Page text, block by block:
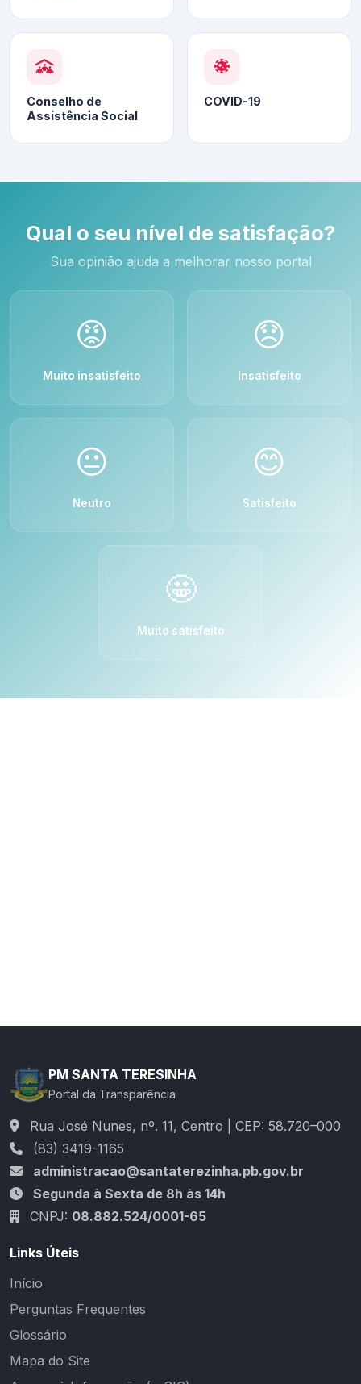
Conselho de
Assistência Social
COVID-19
Qual o seu nível de satisfação?
Sua opinião ajuda a melhorar nosso portal
😡
Muito insatisfeito
😞
Insatisfeito
😐
Neutro
😊
Satisfeito
🤩
Muito satisfeito
PM SANTA TERESINHA
Portal da Transparência
Rua José Nunes, nº. 11, Centro | CEP: 58.720–000
(83) 3419-1165
administracao@santaterezinha.pb.gov.br
Segunda à Sexta de 8h às 14h
CNPJ: 08.882.524/0001-65
Links Úteis
Início
Perguntas Frequentes
Glossário
Mapa do Site